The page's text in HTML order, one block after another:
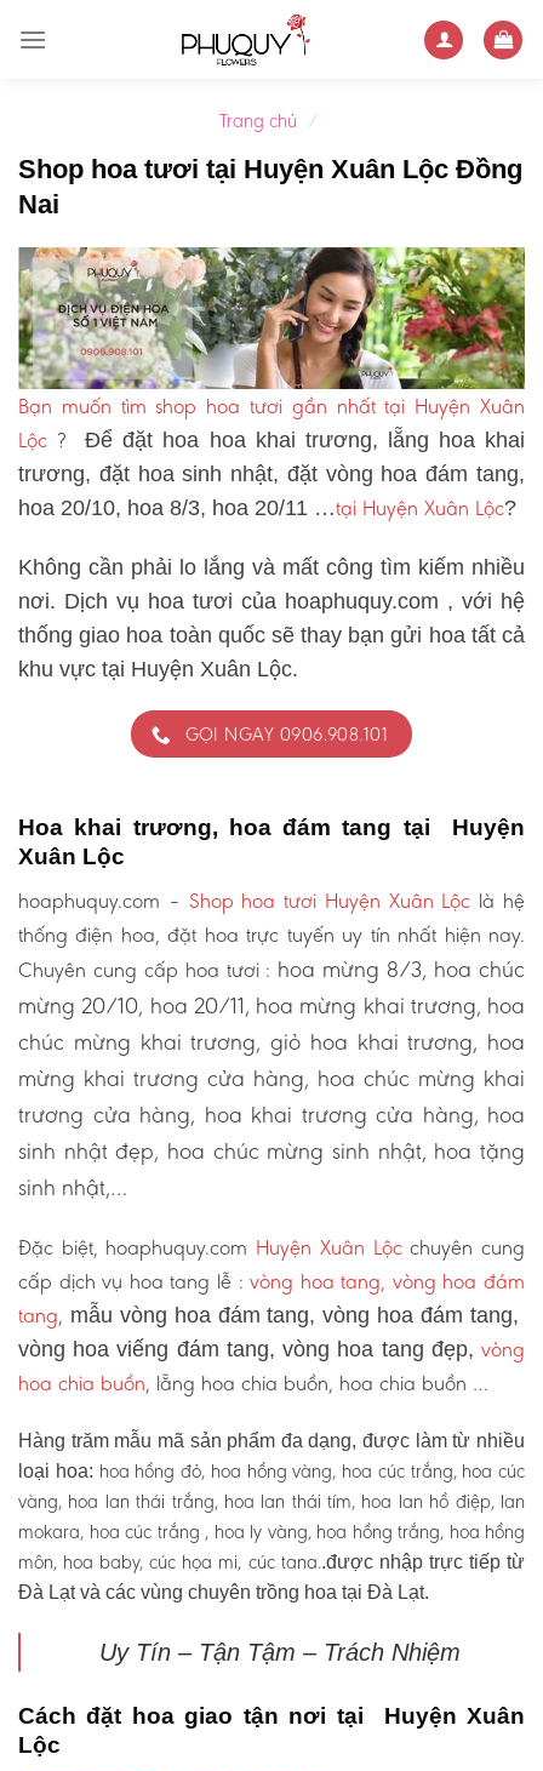
Trang chủ /
Shop hoa tươi tại Huyện Xuân Lộc Đồng
Nai
Bạn muốn tìm shop hoa tươi gần nhất tại Huyện Xuân
Lộc ? Để đặt hoa hoa khai trương, lẵng hoa khai
trương, đặt hoa sinh nhật, đặt vòng hoa đám tang,
hoa 20/10, hoa 8/3, hoa 20/11 …tại Huyện Xuân Lộc?
Không cần phải lo lắng và mất công tìm kiếm nhiều
nơi. Dịch vụ hoa tươi của hoaphuquy.com , với hệ
thống giao hoa toàn quốc sẽ thay bạn gửi hoa tất cả
khu vực tại Huyện Xuân Lộc.
GỌI NGAY 0906.908.101
Hoa khai trương, hoa đám tang tại Huyện
Xuân Lộc
hoaphuquy.com – Shop hoa tươi Huyện Xuân Lộc là hệ
thống điện hoa, đặt hoa trực tuyến uy tín nhất hiện nay.
Chuyên cung cấp hoa tươi : hoa mừng 8/3, hoa chúc
mừng 20/10, hoa 20/11, hoa mừng khai trương, hoa
chúc mừng khai trương, giỏ hoa khai trương, hoa
mừng khai trương cửa hàng, hoa chúc mừng khai
trương cửa hàng, hoa khai trương cửa hàng, hoa
sinh nhật đẹp, hoa chúc mừng sinh nhật, hoa tặng
sinh nhật,…
Đặc biệt, hoaphuquy.com Huyện Xuân Lộcchuyên cung
cấp dịch vụ hoa tang lễ :vòng hoa tang, vòng hoa đám
tang, mẫu vòng hoa đám tang, vòng hoa đám tang,
vòng hoa viếng đám tang, vòng hoa tang đẹp, vòng
hoa chia buồn, lẵng hoa chia buồn, hoa chia buồn …
Hàng trăm mẫu mã sản phẩm đa dạng, được làm từ nhiều
loại hoa: hoa hồng đỏ, hoa hồng vàng, hoa cúc trắng, hoa cúc
vàng, hoa lan thái trắng, hoa lan thái tím, hoa lan hồ điệp, lan
mokara, hoa cúc trắng , hoa ly vàng, hoa hồng trắng, hoa hồng
môn, hoa baby, cúc họa mi, cúc tana..được nhập trực tiếp từ
Đà Lạt và các vùng chuyên trồng hoa tại Đà Lạt.
Uy Tín – Tận Tậm – Trách Nhiệm
Cách đặt hoa giao tận nơi tại Huyện Xuân
Lộc